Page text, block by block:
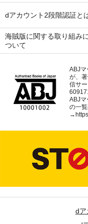
dアカウント2段階認証と
海賊版に関する取り組み
ついて
ABJマ
が、
信サ
ABJマ
の一
→
dア